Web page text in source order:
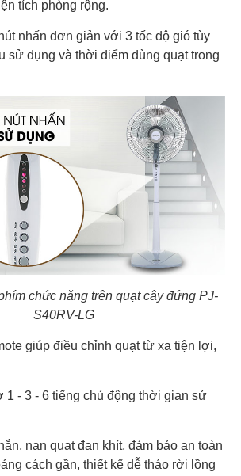
tích phòng rộng.
nhấn đơn giản với 3 tốc độ gió tùy
sử dụng và thời điểm dùng quạt trong
chức năng trên quạt cây đứng PJ-
S40RV-LG
giúp điều chỉnh quạt từ xa tiện lợi,
1 - 3 - 6 tiếng chủ động thời gian sử
nan quạt đan khít, đảm bảo an toàn
cách gần, thiết kế dễ tháo rời lồng